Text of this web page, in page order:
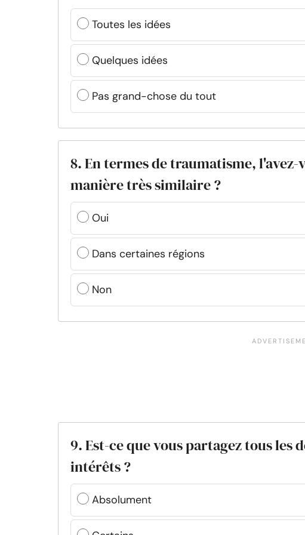
Toutes les idées
Quelques idées
Pas grand-chose du tout
8. En termes de traumatisme, l'avez-
manière très similaire ?
Oui
Dans certaines régions
Non
9. Est-ce que vous partagez tous les
intérêts ?
Absolument